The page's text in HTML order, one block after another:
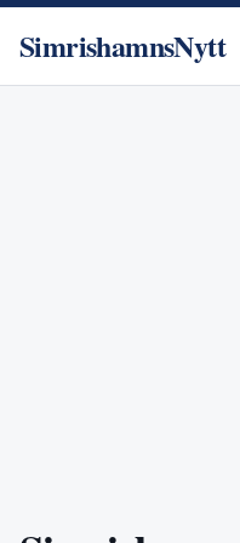
SimrishamnsNytt